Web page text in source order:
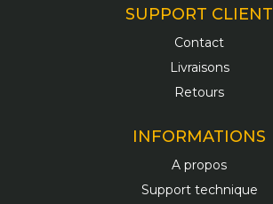
SUPPORT CLIENT
Contact
Livraisons
Retours
INFORMATIONS
A propos
Support technique